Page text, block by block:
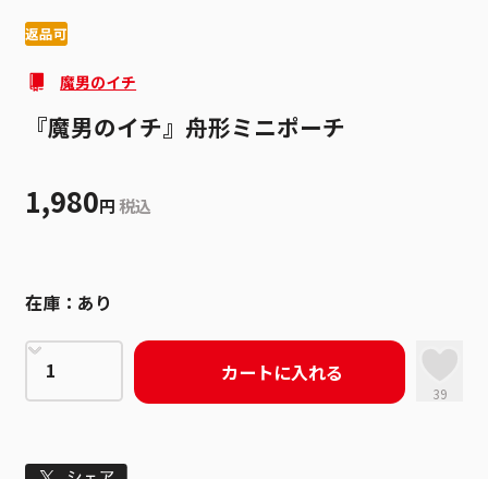
返品可
魔男のイチ
『魔男のイチ』舟形ミニポーチ
1,980円 税込
在庫： あり
カートに入れる
39